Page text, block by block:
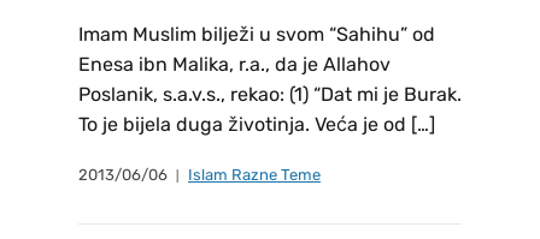
Imam Muslim bilježi u svom “Sahihu” od
Enesa ibn Malika, r.a., da je Allahov
Poslanik, s.a.v.s., rekao: (1) “Dat mi je Burak.
To je bijela duga životinja. Veća je od […]
2013/06/06 Islam Razne Teme